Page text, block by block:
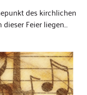
des kirchlichen
Feier liegen…